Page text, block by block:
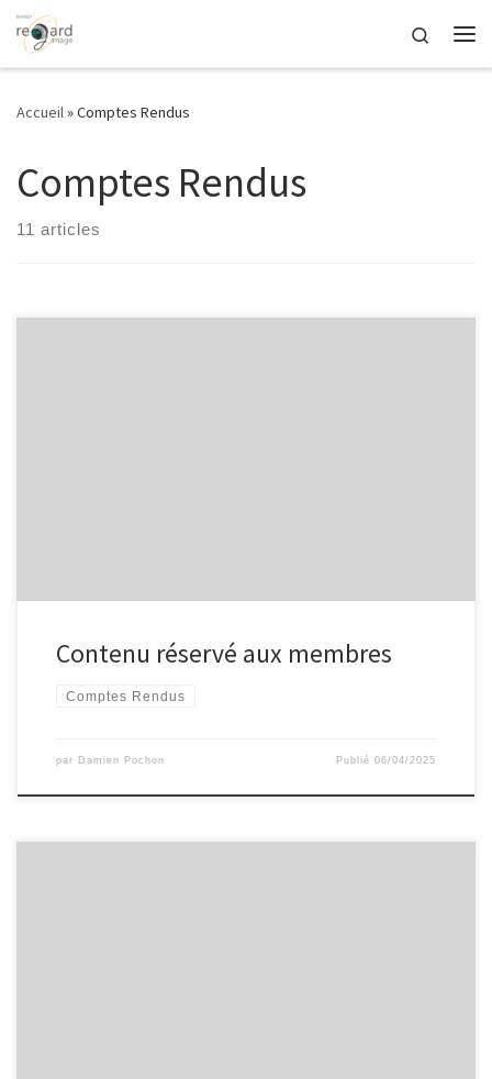
Passer au contenu
Search
Accueil»Comptes Rendus
Comptes Rendus
11 articles
Contenu réservé aux membres
Comptes Rendus
par Damien Pochon Publié06/04/2025